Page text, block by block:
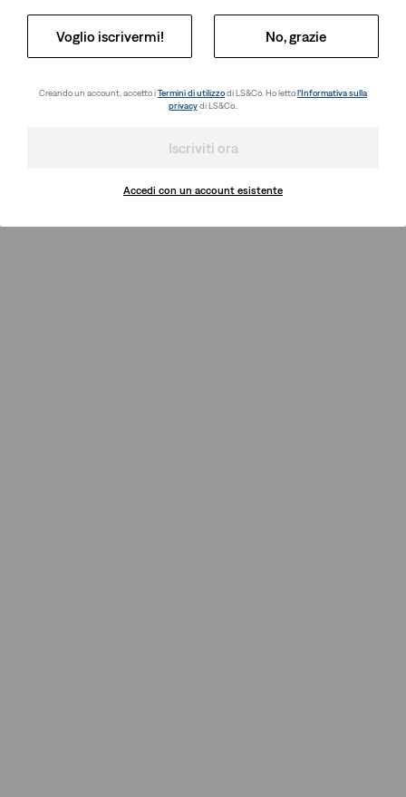
Voglio iscrivermi! No, grazie
Creando un account, accetto iTermini di utilizzodi LS&Co. Ho lettol’Informativa sulla
privacydi LS&Co..
Iscriviti ora
Accedi con un account esistente